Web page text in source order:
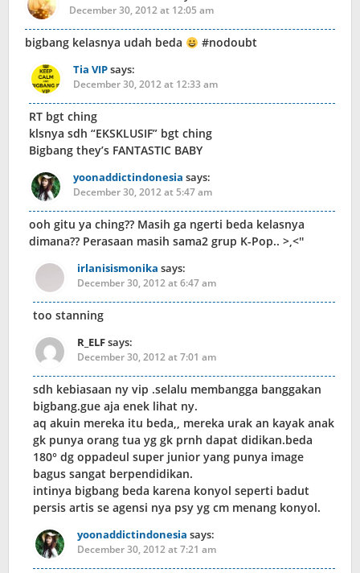
December 30, 2012 at 12:05 am
bigbang kelasnya udah beda #nodoubt
Tia VIPsays:
December 30, 2012 at 12:33 am
RT bgt ching
klsnya sdh “EKSKLUSIF” bgt ching
Bigbang they’s FANTASTIC BABY
yoonaddictindonesia says:
December 30, 2012 at 5:47 am
ooh gitu ya ching?? Masih ga ngerti beda kelasnya
dimana?? Perasaan masih sama2 grup K-Pop.. >,<''
irlanisismonika says:
December 30, 2012 at 6:47 am
too stanning
R_ELFsays:
December 30, 2012 at 7:01 am
sdh kebiasaan ny vip .selalu membangga banggakan
bigbang.gue aja enek lihat ny.
aq akuin mereka itu beda,, mereka urak an kayak anak
gk punya orang tua yg gk prnh dapat didikan.beda
180° dg oppadeul super junior yang punya image
bagus sangat berpendidikan.
intinya bigbang beda karena konyol seperti badut
persis artis se agensi nya psy yg cm menang konyol.
yoonaddictindonesia says:
December 30, 2012 at 7:21 am